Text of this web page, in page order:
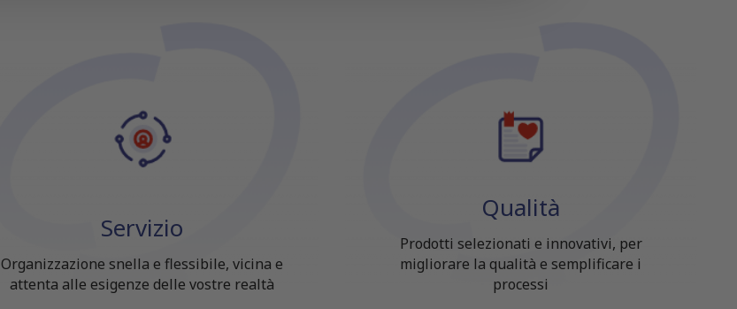
Servizio
Organizzazione snella e flessibile, vicina e
attenta alle esigenze delle vostre realtà
Qualità
Prodotti selezionati e innovativi, per
migliorare la qualità e semplificare i
processi